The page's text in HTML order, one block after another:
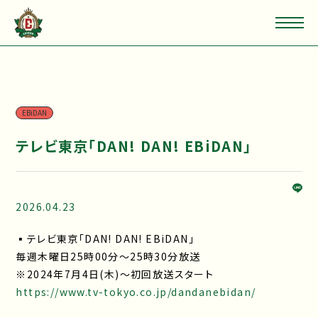
EBiDAN
テレビ東京「DAN! DAN! EBiDAN」
2026.04.23
▪テレビ東京「DAN! DAN! EBiDAN」
毎週木曜日25時00分～25時30分放送
※2024年7月4日(木)～初回放送スタート
https://www.tv-tokyo.co.jp/dandanebidan/